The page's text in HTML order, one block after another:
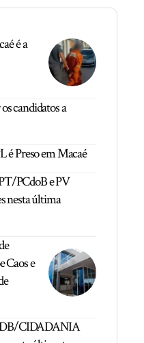
é a
candidatos a
é Preso em Macaé
PCdoB e PV
nesta última
Caos e
CIDADANIA